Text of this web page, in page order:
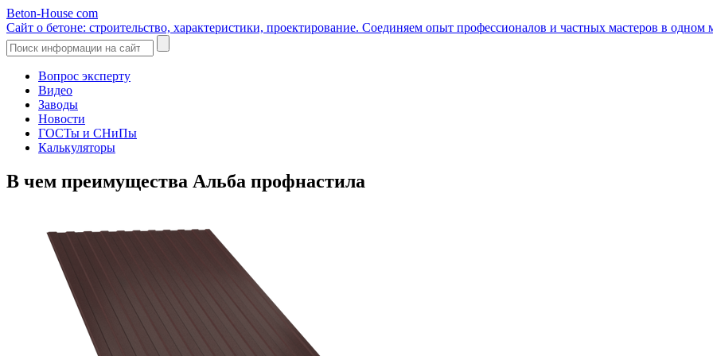
Beton-House com
Сайт о бетоне: строительство, характеристики, проектирование. Соединяем опыт профессионалов и частных мастеров в одном
Вопрос эксперту
Видео
Заводы
Новости
ГОСТы и СНиПы
Калькуляторы
В чем преимущества Альба профнастила